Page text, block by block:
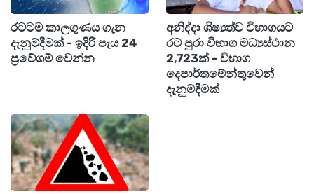
සංවේදීව කතා වෙනවා.
ජීවිතය ගැන අනාගතය ගැන දහස් ගණන් හීන දැක්ක
මොවුන්ට සිදුවූ මේ ව්‍යවසනය ගැන බොහෝ දෙනා
සිටින්නේ දැඩි කම්පනයකින්.
මෙවන් අකල් මරණයක් කිසිදු භවයක අත්
නොවේවා. ඔවුන්ට ආදරය කරන පවුලේ අය,
කොහොම නම් මේ හදිසි වියෝව දරාගනීවිද.?
රටටම කාලගුණය ගැන
දැනුම්දීමක් - ඉදිරි පැය 24
ප්‍රවේශම් වෙන්න
අනිද්දා ශිෂ්‍යත්ව විභාගයට
රට පුරා විභාග මධ්‍යස්ථාන
2,723ක් - විභාග
දෙපාර්තමේන්තුවෙන්
දැනුම්දීමක්